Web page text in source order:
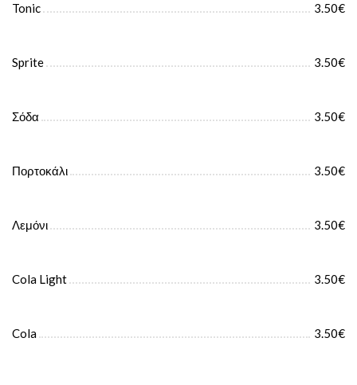
Tonic 3.50€
Sprite 3.50€
Σόδα 3.50€
Πορτοκάλι 3.50€
Λεμόνι 3.50€
Cola Light 3.50€
Cola 3.50€